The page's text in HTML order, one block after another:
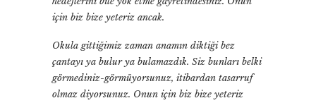
için biz bize yeteriz ancak.
Okula gittiğimiz zaman anamın diktiği bez
çantayı ya bulur ya bulamazdık. Siz bunları belki
görmediniz-görmüyorsunuz, itibardan tasarruf
olmaz diyorsunuz. Onun için biz bize yeteriz